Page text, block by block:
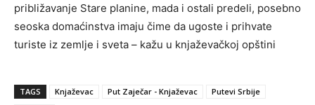
približavanje Stare planine, mada i ostali predeli, posebno
seoska domaćinstva imaju čime da ugoste i prihvate
turiste iz zemlje i sveta – kažu u knjaževačkoj opštini
TAGS Knjaževac Put Zaječar - Knjaževac
Putevi Srbije